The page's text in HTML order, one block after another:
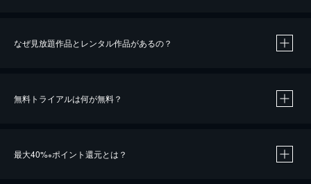
なぜ見放題作品とレンタル作品があるの？
無料トライアルは何が無料？
最大40%※ポイント還元とは？